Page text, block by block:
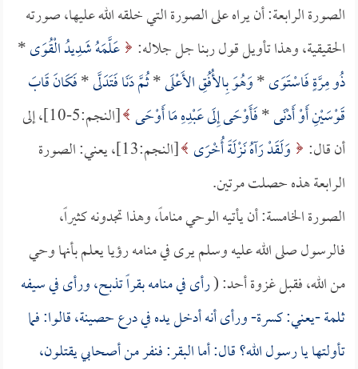
الصورة الرابعة: أن يراه على الصورة التي خلقه الله عليها، صورته
الحقيقية، وهذا تأويل قول ربنا جل جلاله: عَلَّمَهُ شَدِيدُ الْقُوَى*
ذُو مِرَّةٍ فَاسْتَوَى*وَهُوَ بِالأُفُقِ الأَعْلَى*ثُمَّ دَنَا فَتَدَلَّى*فَكَانَ قَابَ
قَوْسَيْنِ أَوْ أَدْنَى*فَأَوْحَى إِلَى عَبْدِهِ مَا أَوْحَى
[النجم:5-10]، إلى
أن قال:
وَلَقَدْ رَآهُ نَزْلَةً أُخْرَى
[النجم:13]، يعني: الصورة
الرابعة هذه حصلت مرتين.
الصورة الخامسة: أن يأتيه الوحي مناماً، وهذا تجدونه كثيراً،
فالرسول صلى الله عليه وسلم يرى في منامه رؤيا يعلم بأنها وحي
من الله، فقبل غزوة أحد: (رأى في منامه بقراً تذبح، ورأى في سيفه
ثلمة -يعني: كسرة- ورأى أنه أدخل يده في درع حصينة، قالوا: فما
تأولتها يا رسول الله؟ قال: أما البقر: فنفر من أصحابي يقتلون،